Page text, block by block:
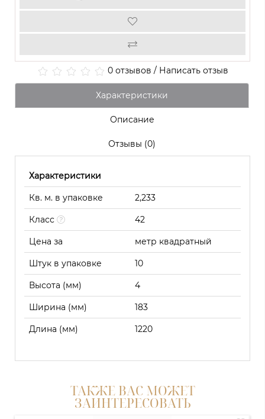
0 отзывов / Написать отзыв
Характеристики
Описание
Отзывы (0)
Характеристики
Кв. м. в упаковке 2,233
Класс 42
Цена за метр квадратный
Штук в упаковке 10
Высота (мм) 4
Ширина (мм) 183
Длина (мм) 1220
ТАКЖЕ ВАС МОЖЕТ
ЗАИНТЕРЕСОВАТЬ